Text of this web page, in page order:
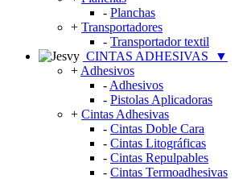
- Planchas
+ Transportadores
- Transportador textil
CINTAS ADHESIVAS
▼
+ Adhesivos
- Adhesivos
- Pistolas Aplicadoras
+ Cintas Adhesivas
- Cintas Doble Cara
- Cintas Litográficas
- Cintas Repulpables
- Cintas Termoadhesivas